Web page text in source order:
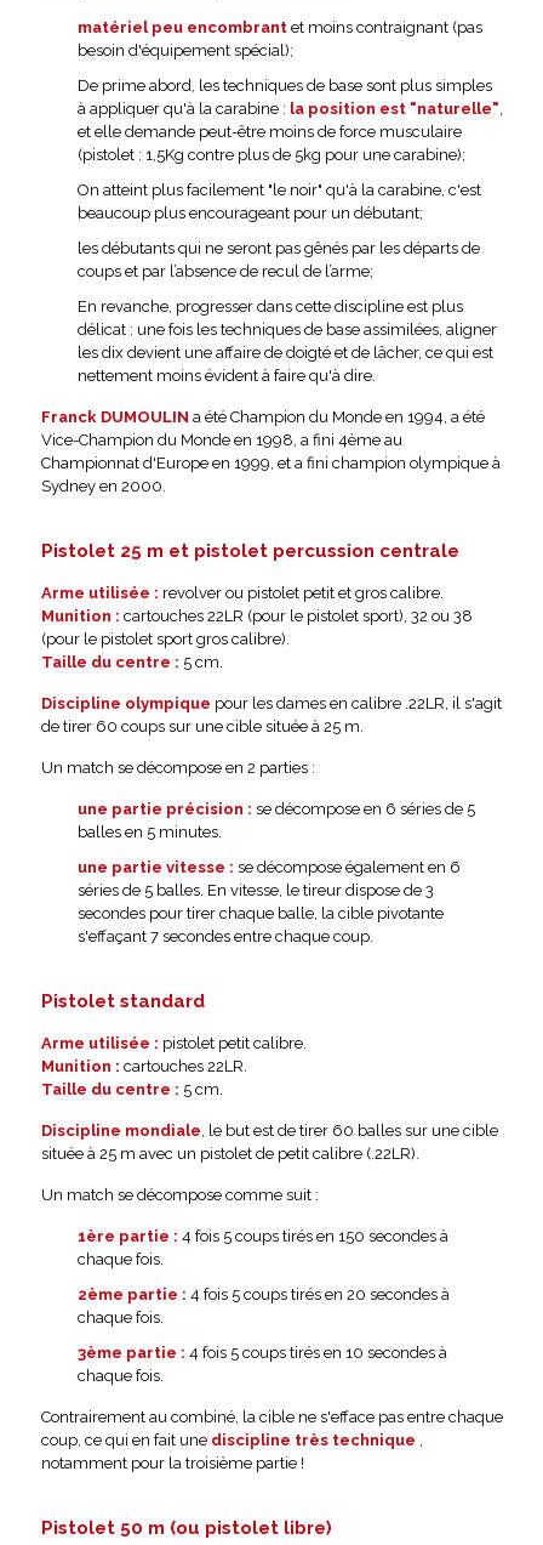
matériel peu encombrantet moins contraignant (pas
besoin d'équipement spécial);
De prime abord, les techniques de base sont plus simples
à appliquer qu'à la carabine : la position est "naturelle",
et elle demande peut-être moins de force musculaire
(pistolet : 1,5Kg contre plus de 5kg pour une carabine);
On atteint plus facilement "le noir" qu'à la carabine, c'est
beaucoup plus encourageant pour un débutant;
les débutants qui ne seront pas gênés par les départs de
coups et par l’absence de recul de l’arme;
En revanche, progresser dans cette discipline est plus
délicat : une fois les techniques de base assimilées, aligner
les dix devient une affaire de doigté et de lâcher, ce qui est
nettement moins évident à faire qu'à dire.
Franck DUMOULIN a été Champion du Monde en 1994, a été
Vice-Champion du Monde en 1998, a fini 4ème au
Championnat d'Europe en 1999, et a fini champion olympique à
Sydney en 2000.
Pistolet 25 m et pistolet percussion centrale
Arme utilisée : revolver ou pistolet petit et gros calibre.
Munition : cartouches 22LR (pour le pistolet sport), 32 ou 38
(pour le pistolet sport gros calibre).
Taille du centre : 5 cm.
Discipline olympique pour les dames en calibre .22LR, il s'agit
de tirer 60 coups sur une cible située à 25 m.
Un match se décompose en 2 parties :
une partie précision : se décompose en 6 séries de 5
balles en 5 minutes.
une partie vitesse : se décompose également en 6
séries de 5 balles. En vitesse, le tireur dispose de 3
secondes pour tirer chaque balle, la cible pivotante
s'effaçant 7 secondes entre chaque coup.
Pistolet standard
Arme utilisée : pistolet petit calibre.
Munition : cartouches 22LR.
Taille du centre : 5 cm.
Discipline mondiale, le but est de tirer 60 balles sur une cible
située à 25 m avec un pistolet de petit calibre (.22LR).
Un match se décompose comme suit :
1ère partie : 4 fois 5 coups tirés en 150 secondes à
chaque fois.
2ème partie : 4 fois 5 coups tirés en 20 secondes à
chaque fois.
3ème partie : 4 fois 5 coups tirés en 10 secondes à
chaque fois.
Contrairement au combiné, la cible ne s'efface pas entre chaque
coup, ce qui en fait unediscipline très technique ,
notamment pour la troisième partie !
Pistolet 50 m (ou pistolet libre)